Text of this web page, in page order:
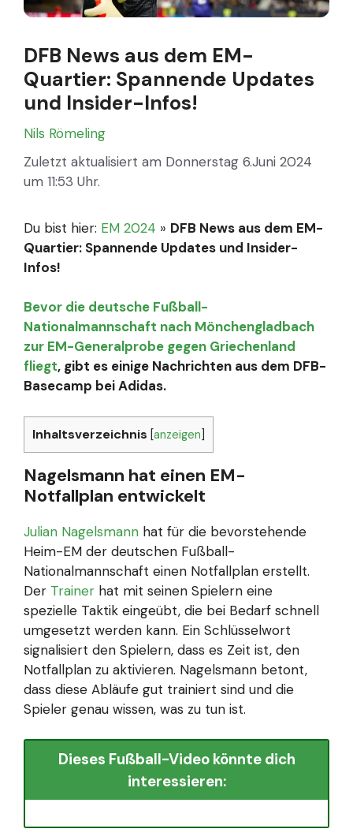
DFB News aus dem EM-
Quartier: Spannende Updates
und Insider-Infos!
Nils Römeling
Zuletzt aktualisiert am Donnerstag 6.Juni 2024
um 11:53 Uhr.
Du bist hier: EM 2024 » DFB News aus dem EM-
Quartier: Spannende Updates und Insider-
Infos!
Bevor die deutsche Fußball-
Nationalmannschaft nach Mönchengladbach
zur EM-Generalprobe gegen Griechenland
fliegt, gibt es einige Nachrichten aus dem DFB-
Basecamp bei Adidas.
Inhaltsverzeichnis [anzeigen
Nagelsmann hat einen EM-
Notfallplan entwickelt
Julian Nagelsmann hat für die bevorstehende
Heim-EM der deutschen Fußball-
Nationalmannschaft einen Notfallplan erstellt.
Der Trainer hat mit seinen Spielern eine
spezielle Taktik eingeübt, die bei Bedarf schnell
umgesetzt werden kann. Ein Schlüsselwort
signalisiert den Spielern, dass es Zeit ist, den
Notfallplan zu aktivieren. Nagelsmann betont,
dass diese Abläufe gut trainiert sind und die
Spieler genau wissen, was zu tun ist.
Dieses Fußball-Video könnte dich
interessieren: